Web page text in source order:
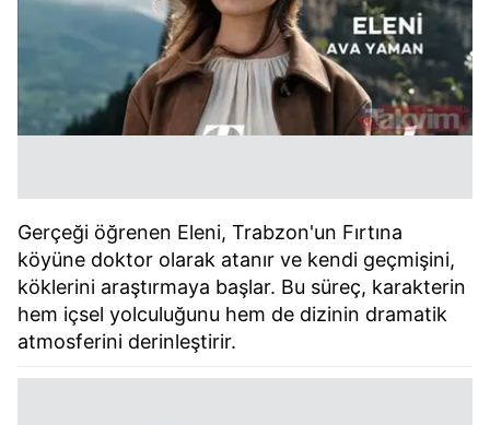
Gerçeği öğrenen Eleni, Trabzon'un Fırtına
köyüne doktor olarak atanır ve kendi geçmişini,
köklerini araştırmaya başlar. Bu süreç, karakterin
hem içsel yolculuğunu hem de dizinin dramatik
atmosferini derinleştirir.